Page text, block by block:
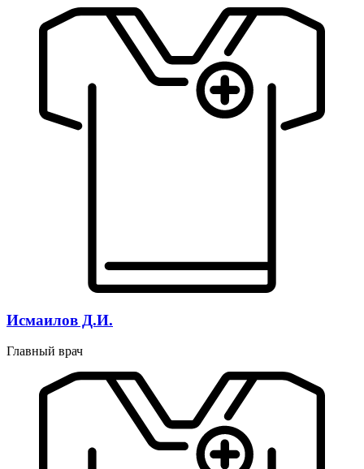
Исмаилов Д.И.
Главный врач